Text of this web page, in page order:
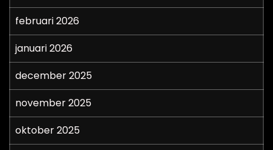
februari 2026
januari 2026
december 2025
november 2025
oktober 2025